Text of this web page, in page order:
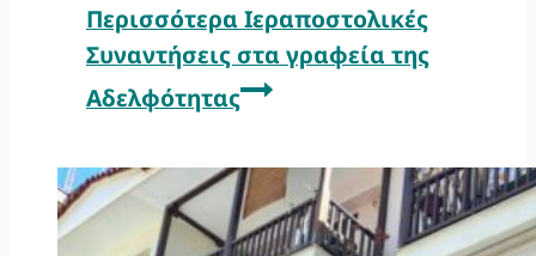
Περισσότερα Ιεραποστολικές
Συναντήσεις στα γραφεία της
Αδελφότητας